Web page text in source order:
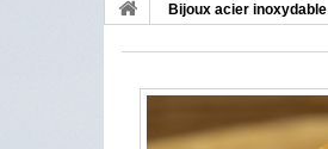
Bijoux acier inoxydable